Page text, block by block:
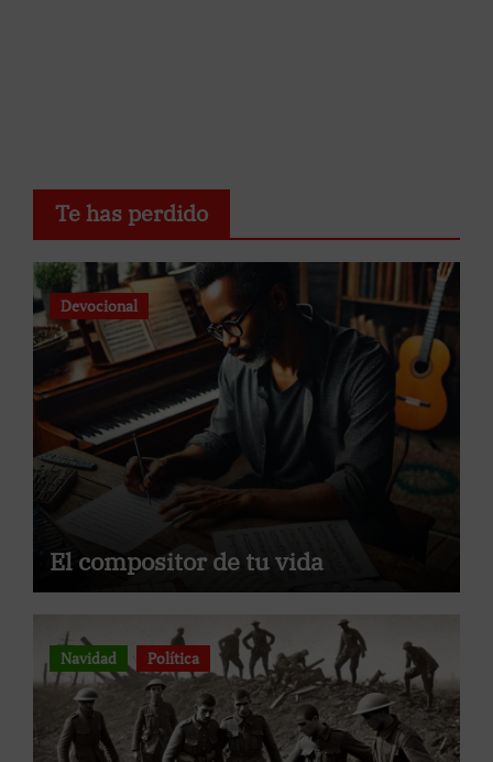
Te has perdido
Devocional
El compositor de tu vida
Navidad Política